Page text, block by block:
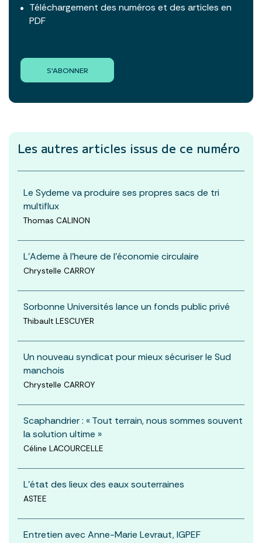
Téléchargement des numéros et des articles en
PDF
S'ABONNER
Les autres articles issus de ce numéro
Le Sydeme va produire ses propres sacs de tri
multiflux
Thomas CALINON
L’Ademe à l’heure de l’économie circulaire
Chrystelle CARROY
Sorbonne Universités lance un fonds public privé
Thibault LESCUYER
Un nouveau syndicat pour mieux sécuriser le Sud
manchois
Chrystelle CARROY
Scaphandrier : « Tout terrain, nous sommes souvent
la solution ultime »
Céline LACOURCELLE
L'état des lieux des eaux souterraines
ASTEE
Entretien avec Anne-Marie Levraut, IGPEF